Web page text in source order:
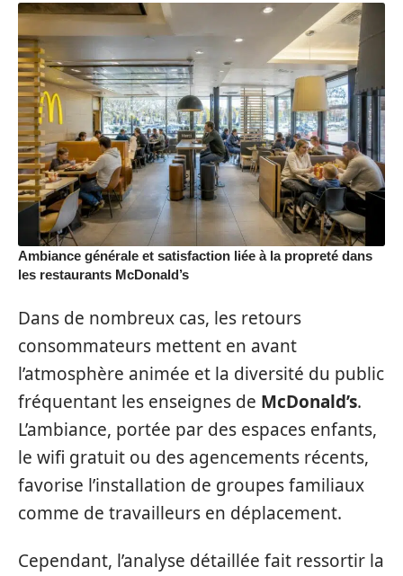
Ambiance générale et satisfaction liée à la propreté dans
les restaurants McDonald’s
Dans de nombreux cas, les retours
consommateurs mettent en avant
l’atmosphère animée et la diversité du public
fréquentant les enseignes de McDonald’s.
L’ambiance, portée par des espaces enfants,
le wifi gratuit ou des agencements récents,
favorise l’installation de groupes familiaux
comme de travailleurs en déplacement.
Cependant, l’analyse détaillée fait ressortir la